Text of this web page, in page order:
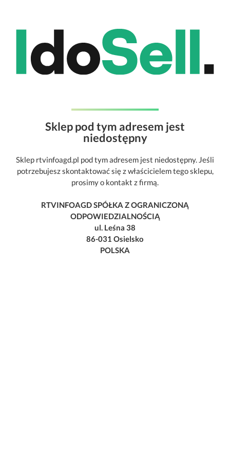
Sklep pod tym adresem jest
niedostępny
Sklep rtvinfoagd.pl pod tym adresem jest niedostępny. Jeśli
potrzebujesz skontaktować się z właścicielem tego sklepu,
prosimy o kontakt z firmą.
RTVINFOAGD SPÓŁKA Z OGRANICZONĄ
ODPOWIEDZIALNOŚCIĄ
ul. Leśna 38
86-031 Osielsko
POLSKA